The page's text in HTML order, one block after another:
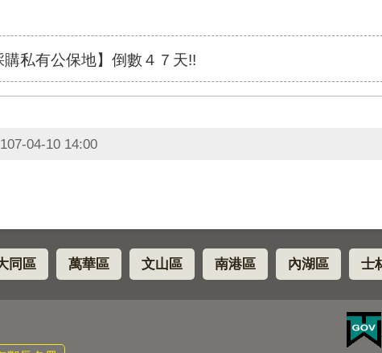
私有公保地】倒數４７天!!
107-04-10 14:00
同區 萬華區 文山區 南港區 內湖區 士